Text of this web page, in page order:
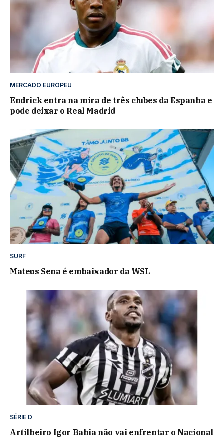
MERCADO EUROPEU
Endrick entra na mira de três clubes da Espanha e
pode deixar o Real Madrid
SURF
Mateus Sena é embaixador da WSL
SÉRIE D
Artilheiro Igor Bahia não vai enfrentar o Nacional